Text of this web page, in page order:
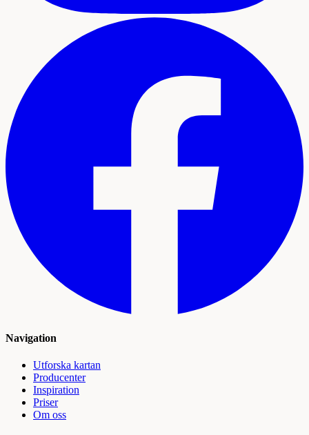
Navigation
Utforska kartan
Producenter
Inspiration
Priser
Om oss